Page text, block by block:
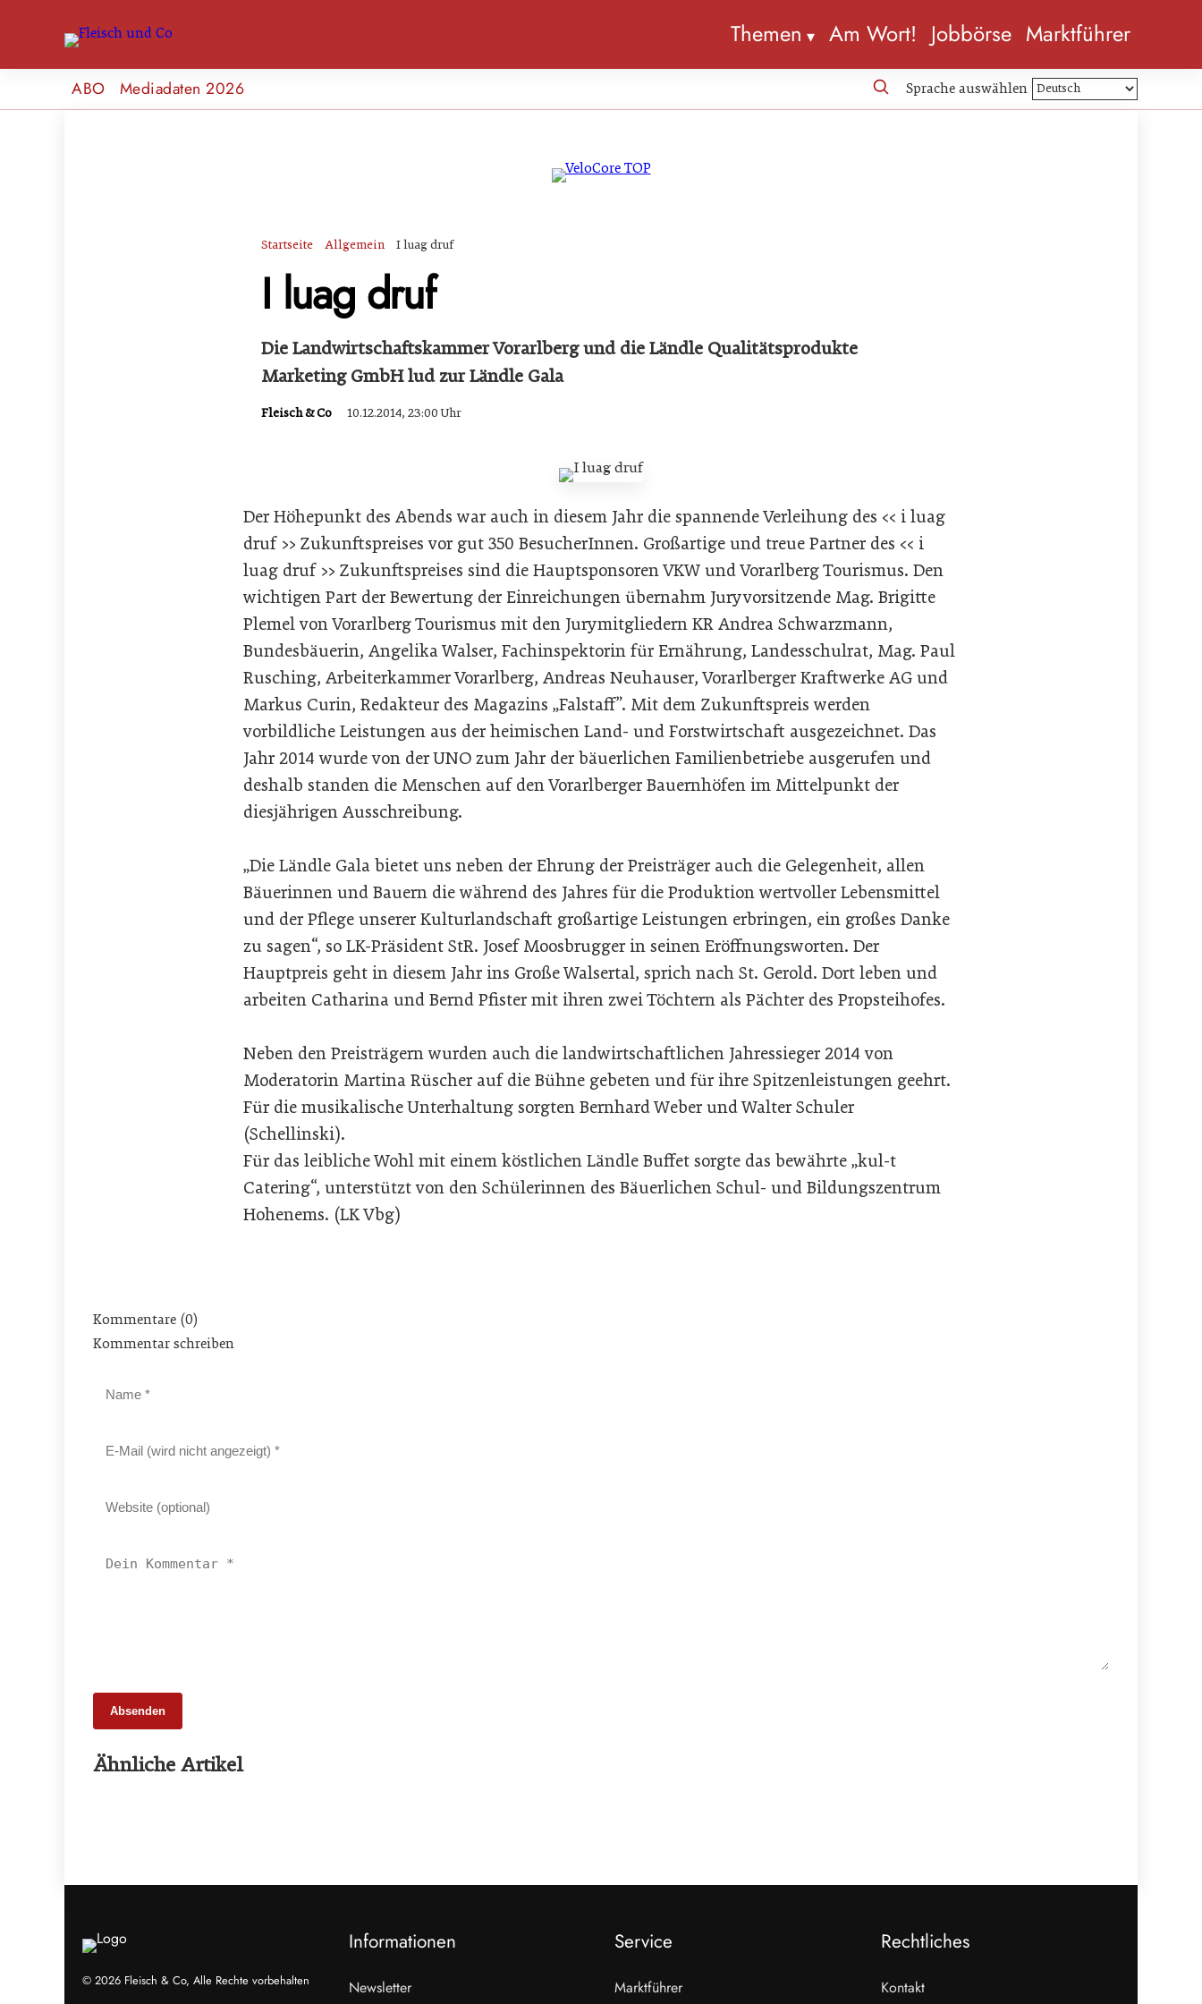
Themen Am Wort! Jobbörse Marktführer
ABO Mediadaten 2026 Sprache auswählen
Startseite Allgemein I luag druf
I luag druf
Die Landwirtschaftskammer Vorarlberg und die Ländle Qualitätsprodukte
Marketing GmbH lud zur Ländle Gala
Fleisch & Co 10.12.2014, 23:00 Uhr
Der Höhepunkt des Abends war auch in diesem Jahr die spannende Verleihung des << i luag
druf >> Zukunftspreises vor gut 350 BesucherInnen. Großartige und treue Partner des << i
luag druf >> Zukunftspreises sind die Hauptsponsoren VKW und Vorarlberg Tourismus. Den
wichtigen Part der Bewertung der Einreichungen übernahm Juryvorsitzende Mag. Brigitte
Plemel von Vorarlberg Tourismus mit den Jurymitgliedern KR Andrea Schwarzmann,
Bundesbäuerin, Angelika Walser, Fachinspektorin für Ernährung, Landesschulrat, Mag. Paul
Rusching, Arbeiterkammer Vorarlberg, Andreas Neuhauser, Vorarlberger Kraftwerke AG und
Markus Curin, Redakteur des Magazins „Falstaff”. Mit dem Zukunftspreis werden
vorbildliche Leistungen aus der heimischen Land- und Forstwirtschaft ausgezeichnet. Das
Jahr 2014 wurde von der UNO zum Jahr der bäuerlichen Familienbetriebe ausgerufen und
deshalb standen die Menschen auf den Vorarlberger Bauernhöfen im Mittelpunkt der
diesjährigen Ausschreibung.
„Die Ländle Gala bietet uns neben der Ehrung der Preisträger auch die Gelegenheit, allen
Bäuerinnen und Bauern die während des Jahres für die Produktion wertvoller Lebensmittel
und der Pflege unserer Kulturlandschaft großartige Leistungen erbringen, ein großes Danke
zu sagen“, so LK-Präsident StR. Josef Moosbrugger in seinen Eröffnungsworten. Der
Hauptpreis geht in diesem Jahr ins Große Walsertal, sprich nach St. Gerold. Dort leben und
arbeiten Catharina und Bernd Pfister mit ihren zwei Töchtern als Pächter des Propsteihofes.
Neben den Preisträgern wurden auch die landwirtschaftlichen Jahressieger 2014 von
Moderatorin Martina Rüscher auf die Bühne gebeten und für ihre Spitzenleistungen geehrt.
Für die musikalische Unterhaltung sorgten Bernhard Weber und Walter Schuler
(Schellinski).
Für das leibliche Wohl mit einem köstlichen Ländle Buffet sorgte das bewährte „kul-t
Catering“, unterstützt von den Schülerinnen des Bäuerlichen Schul- und Bildungszentrum
Hohenems. (LK Vbg)
Kommentare (0)
Kommentar schreiben
Absenden
Ähnliche Artikel
65 Millionen Euro Umsatz in der
© 2026 Fleisch & Co, Alle Rechte vorbehalten
Informationen
Newsletter
Service
Marktführer
Rechtliches
Kontakt